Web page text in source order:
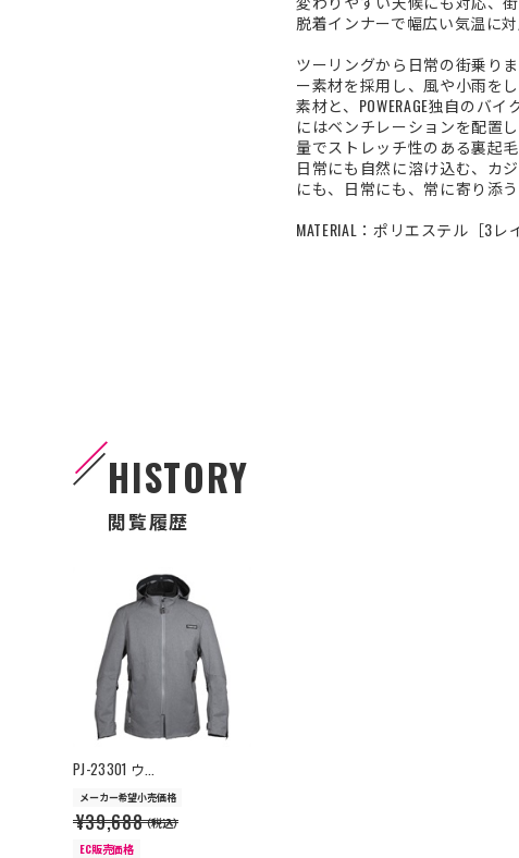
脱着インナーで幅広い気温に
ツーリングから日常の街乗り
ー素材を採用し、風や小雨を
素材と、POWERAGE独自の
にはベンチレーションを配置
量でストレッチ性のある裏起
日常にも自然に溶け込む、カ
にも、日常にも、常に寄り添う
MATERIAL：ポリエステル［3レ
HISTORY
閲覧履歴
PJ-23301 ウ...
メーカー希望小売価格
¥39,688（税込）
EC販売価格
>